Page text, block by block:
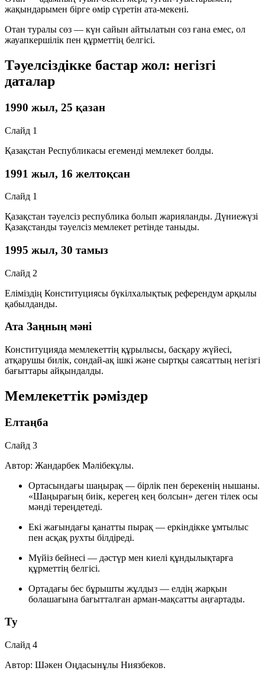
жақындарымен бірге өмір сүретін ата-мекені.
Отан туралы сөз — күн сайын айтылатын сөз ғана емес, ол
жауапкершілік пен құрметтің белгісі.
Тәуелсіздікке бастар жол: негізгі
даталар
1990 жыл, 25 қазан
Слайд 1
Қазақстан Республикасы егеменді мемлекет болды.
1991 жыл, 16 желтоқсан
Слайд 1
Қазақстан тәуелсіз республика болып жарияланды. Дүниежүзі
Қазақстанды тәуелсіз мемлекет ретінде таныды.
1995 жыл, 30 тамыз
Слайд 2
Еліміздің Конституциясы бүкілхалықтық референдум арқылы
қабылданды.
Ата Заңның мәні
Конституцияда мемлекеттің құрылысы, басқару жүйесі,
атқарушы билік, сондай-ақ ішкі және сыртқы саясаттың негізгі
бағыттары айқындалды.
Мемлекеттік рәміздер
Елтаңба
Слайд 3
Автор: Жандарбек Мәлібекұлы.
Ортасындағы шаңырақ — бірлік пен берекенің нышаны.
«Шаңырағың биік, керегең кең болсын» деген тілек осы
мәнді тереңдетеді.
Екі жағындағы қанатты пырақ — еркіндікке ұмтылыс
пен асқақ рухты білдіреді.
Мүйіз бейнесі — дәстүр мен киелі құндылықтарға
құрметтің белгісі.
Ортадағы бес бұрышты жұлдыз — елдің жарқын
болашағына бағытталған арман-мақсатты аңғартады.
Ту
Слайд 4
Автор: Шәкен Оңдасынұлы Ниязбеков.